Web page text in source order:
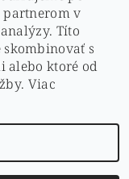
partnerom v
Títo
s
alebo ktoré od
Viac